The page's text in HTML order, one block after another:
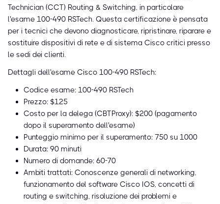
Technician (CCT) Routing & Switching, in particolare
l'esame 100-490 RSTech. Questa certificazione è pensata
per i tecnici che devono diagnosticare, ripristinare, riparare e
sostituire dispositivi di rete e di sistema Cisco critici presso
le sedi dei clienti.
Dettagli dell'esame Cisco 100-490 RSTech:
Codice esame: 100-490 RSTech
Prezzo: $125
Costo per la delega (CBTProxy): $200 (pagamento
dopo il superamento dell'esame)
Punteggio minimo per il superamento: 750 su 1000
Durata: 90 minuti
Numero di domande: 60-70
Ambiti trattati: Conoscenze generali di networking,
funzionamento del software Cisco IOS, concetti di
routing e switching, risoluzione dei problemi e